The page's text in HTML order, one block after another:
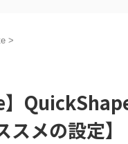
>
】
メの設定】